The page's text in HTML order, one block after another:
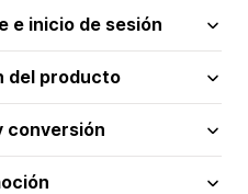
e inicio de sesión
del producto
conversión